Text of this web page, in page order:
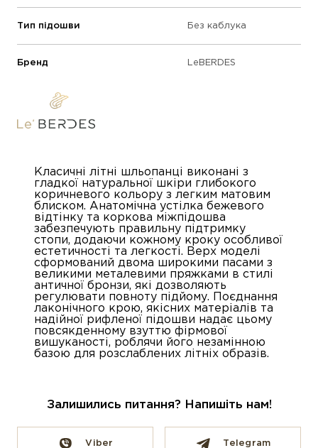
Тип підошви Без каблука
Бренд LeBERDES
Класичні літні шльопанці виконані з
гладкої натуральної шкіри глибокого
коричневого кольору з легким матовим
блиском. Анатомічна устілка бежевого
відтінку та коркова міжпідошва
забезпечують правильну підтримку
стопи, додаючи кожному кроку особливої
естетичності та легкості. Верх моделі
сформований двома широкими пасами з
великими металевими пряжками в стилі
античної бронзи, які дозволяють
регулювати повноту підйому. Поєднання
лаконічного крою, якісних матеріалів та
надійної рифленої підошви надає цьому
повсякденному взуттю фірмової
вишуканості, роблячи його незамінною
базою для розслаблених літніх образів.
Залишились питання? Напишіть нам!
Viber Telegram